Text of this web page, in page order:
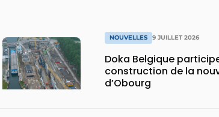
NOUVELLES 9 JUILLET 2026
Doka Belgique
construction de la
d’Obourg